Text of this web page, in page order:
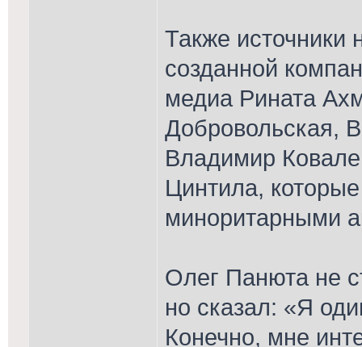
Также источники
созданной
медиа Рината
Добровольская,
Владимир
Цинтила,
миноритарными
Олег Панюта не
но сказал: «Я
Конечно, мне